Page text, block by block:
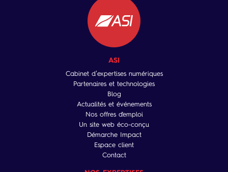
ASI
Cabinet d’expertises numériques
Partenaires et technologies
Blog
Actualités et événements
Nos offres d'emploi
Un site web éco-conçu
Démarche Impact
Espace client
Contact